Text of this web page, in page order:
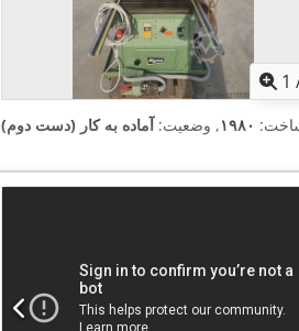
1
۱۹۸۰, وضعیت: آماده به کار (دست دوم)